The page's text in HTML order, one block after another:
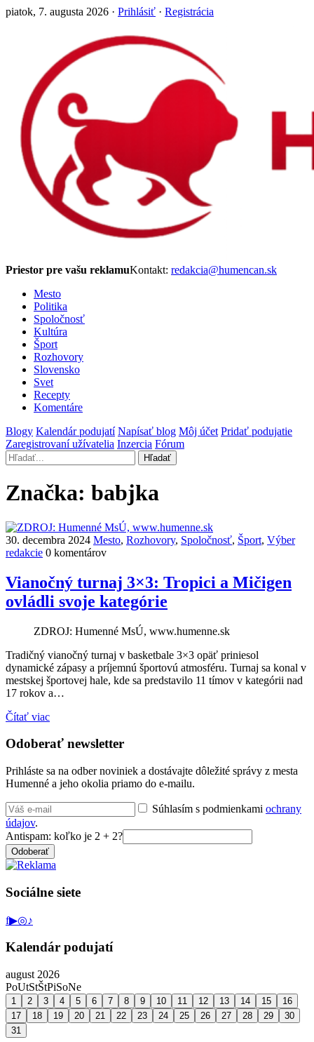
piatok, 7. augusta 2026 · Prihlásiť · Registrácia
Priestor pre vašu reklamuKontakt: redakcia@humencan.sk
Mesto
Politika
Spoločnosť
Kultúra
Šport
Rozhovory
Slovensko
Svet
Recepty
Komentáre
Blogy Kalendár podujatí Napísať blog Môj účet Pridať podujatie
Zaregistrovaní užívatelia Inzercia Fórum
Hľadať
Značka: babjka
30. decembra 2024 Mesto, Rozhovory, Spoločnosť, Šport, Výber
redakcie 0 komentárov
Vianočný turnaj 3×3: Tropici a Mičigen
ovládli svoje kategórie
ZDROJ: Humenné MsÚ, www.humenne.sk
Tradičný vianočný turnaj v basketbale 3×3 opäť priniesol
dynamické zápasy a príjemnú športovú atmosféru. Turnaj sa konal v
mestskej športovej hale, kde sa predstavilo 11 tímov v kategórii nad
17 rokov a…
Čítať viac
Odoberať newsletter
Prihláste sa na odber noviniek a dostávajte dôležité správy z mesta
Humenné a jeho okolia priamo do e-mailu.
Súhlasím s podmienkami ochrany
údajov.
Antispam: koľko je 2 + 2?
Odoberať
Sociálne siete
f▶◎♪
Kalendár podujatí
august 2026
PoUtStŠtPiSoNe
1 2 3 4 5 6 7 8 9 10 11 12 13 14 15
16
17
18 19 20 21 22 23 24 25 26 27 28 29
30
31